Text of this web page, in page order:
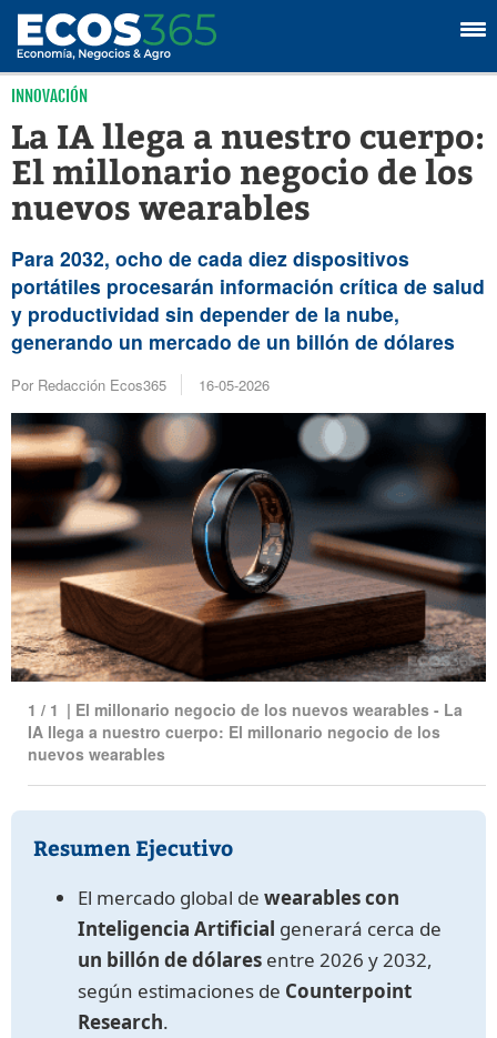
INNOVACIÓN
La IA llega a nuestro cuerpo:
El millonario negocio de los
nuevos wearables
Para 2032, ocho de cada diez dispositivos
portátiles procesarán información crítica de salud
y productividad sin depender de la nube,
generando un mercado de un billón de dólares
Por Redacción Ecos365 16-05-2026
1 / 1 | El millonario negocio de los nuevos wearables - La
IA llega a nuestro cuerpo: El millonario negocio de los
nuevos wearables
Resumen Ejecutivo
El mercado global de wearables con
Inteligencia Artificial generará cerca de
un billón de dólares entre 2026 y 2032,
según estimaciones de Counterpoint
Research.